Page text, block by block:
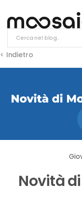
< Indietro
Novità